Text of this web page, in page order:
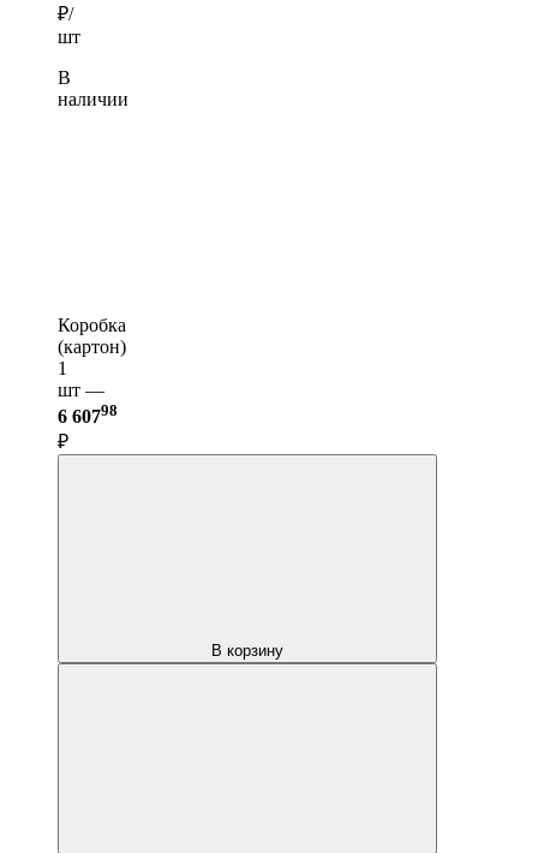
₽/
шт
В
наличии
Коробка
(картон)
1
шт —
6 60798
₽
В корзину